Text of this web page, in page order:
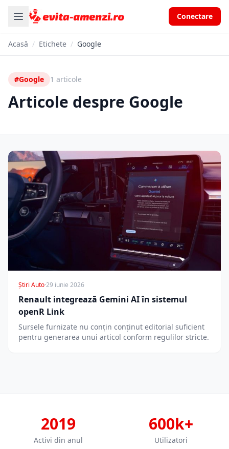
Conectare
Acasă / Etichete / Google
#Google 1 articole
Articole despre Google
Știri Auto·29 iunie 2026
Renault integrează Gemini AI în sistemul
openR Link
Sursele furnizate nu conțin conținut editorial suficient
pentru generarea unui articol conform regulilor stricte.
2019
Activi din anul
600k+
Utilizatori